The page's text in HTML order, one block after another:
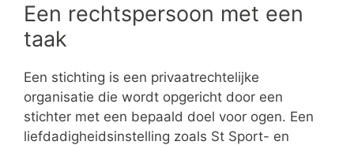
Een rechtspersoon met een
taak
Een stichting is een privaatrechtelijke
organisatie die wordt opgericht door een
stichter met een bepaald doel voor ogen. Een
liefdadigheidsinstelling zoals St Sport- en